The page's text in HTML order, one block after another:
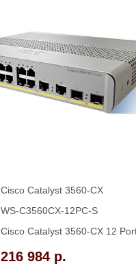
Cisco Catalyst 3560-CX
WS-C3560CX-12PC-S
Cisco Catalyst 3560-CX 12
216 984 р.